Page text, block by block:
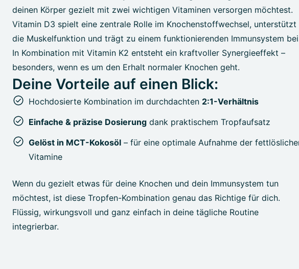
deinen Körper gezielt mit zwei wichtigen Vitaminen versorgen möchtest.
Vitamin D3 spielt eine zentrale Rolle im Knochenstoffwechsel, unterstützt
die Muskelfunktion und trägt zu einem funktionierenden Immunsystem
In Kombination mit Vitamin K2 entsteht ein kraftvoller Synergieeffekt –
besonders, wenn es um den Erhalt normaler Knochen geht.
Deine Vorteile auf einen Blick:
Hochdosierte Kombination im durchdachten 2:1-Verhältnis
Einfache & präzise Dosierung dank praktischem Tropfaufsatz
Gelöst in MCT-Kokosöl – für eine optimale Aufnahme der
Vitamine
Wenn du gezielt etwas für deine Knochen und dein Immunsystem tun
möchtest, ist diese Tropfen-Kombination genau das Richtige für dich.
Flüssig, wirkungsvoll und ganz einfach in deine tägliche Routine
integrierbar.